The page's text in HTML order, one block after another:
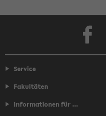
Service
Fakultäten
Informationen für ...